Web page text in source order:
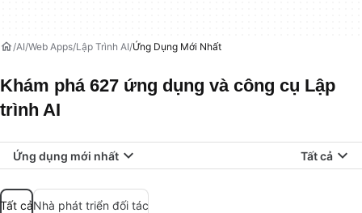
AI Web Apps Lập Trình AI Ứng Dụng Mới Nhất
Khám phá 627 ứng dụng và công cụ Lập
trình AI
Ứng dụng mới nhất Tất cả
Tất cảNhà phát triển đối tác